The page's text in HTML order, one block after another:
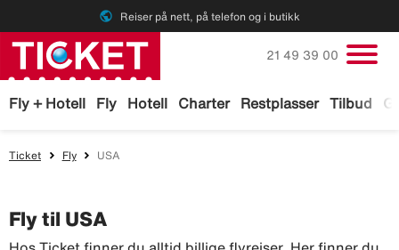
public Reiser på nett, på telefon og i butikk
Fly + Hotell Fly Hotell Charter Restplasser Tilbud
Ring oss på
21 49 39 00
Ticket Fly USA
Fly til USA